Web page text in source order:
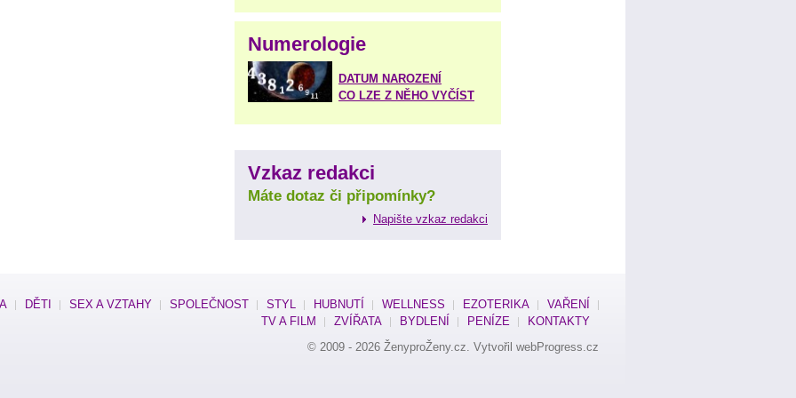
Numerologie
DATUM NAROZENÍ
CO LZE Z NĚHO VYČÍST
Vzkaz redakci
Máte dotaz či připomínky?
Napište vzkaz redakci
DĚTI SEX A VZTAHY SPOLEČNOST STYL HUBNUTÍ WELLNESS EZOTERIKA
VAŘENÍ
TV A FILM
ZVÍŘATA BYDLENÍ PENÍZE
KONTAKTY
© 2009 - 2026 ŽenyproŽeny.cz . Vytvořil webProgress.cz